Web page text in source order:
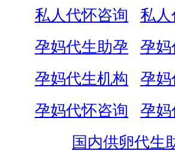
私人代怀咨询
私人
孕妈代生助孕
孕妈
孕妈代生机构
孕妈
孕妈代怀咨询
孕妈
国内供卵代生